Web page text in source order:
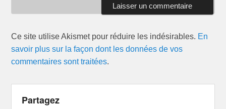
Ce site utilise Akismet pour réduire les indésirables. En
savoir plus sur la façon dont les données de vos
commentaires sont traitées.
Partagez